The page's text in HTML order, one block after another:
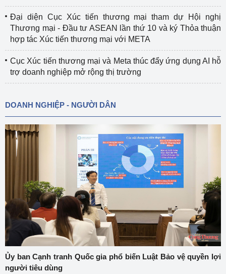
Đại diện Cục Xúc tiến thương mại tham dự Hội nghị
Thương mại - Đầu tư ASEAN lần thứ 10 và ký Thỏa thuận
hợp tác Xúc tiến thương mại với META
Cục Xúc tiến thương mại và Meta thúc đẩy ứng dụng AI hỗ
trợ doanh nghiệp mở rộng thị trường
DOANH NGHIỆP - NGƯỜI DÂN
Ủy ban Cạnh tranh Quốc gia phổ biến Luật Bảo vệ quyền lợi
người tiêu dùng